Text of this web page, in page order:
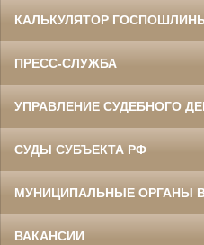
КАЛЬКУЛЯТОР
ПРЕСС-СЛУЖБА
УПРАВЛЕНИЕ СУДЕБНОГО
СУДЫ СУБЪЕКТА РФ
МУНИЦИПАЛЬНЫЕ ОРГАНЫ
ВАКАНСИИ